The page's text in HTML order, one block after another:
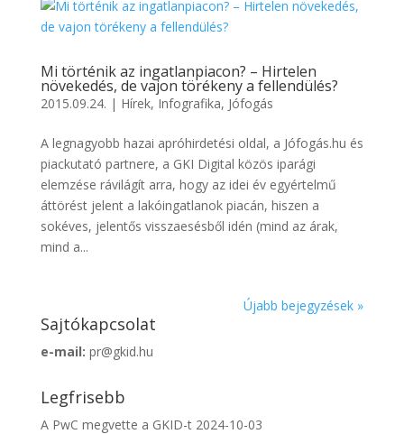
Mi történik az ingatlanpiacon? – Hirtelen
növekedés, de vajon törékeny a fellendülés?
2015.09.24. | Hírek, Infografika, Jófogás
A legnagyobb hazai apróhirdetési oldal, a Jófogás.hu és
piackutató partnere, a GKI Digital közös iparági
elemzése rávilágít arra, hogy az idei év egyértelmű
áttörést jelent a lakóingatlanok piacán, hiszen a
sokéves, jelentős visszaesésből idén (mind az árak,
mind a...
Újabb bejegyzések »
Sajtókapcsolat
e-mail: pr@gkid.hu
Legfrisebb
A PwC megvette a GKID-t 2024-10-03